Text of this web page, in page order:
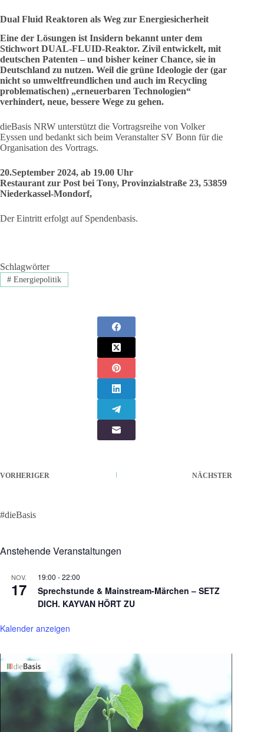
Dual Fluid Reaktoren als Weg zur Energiesicherheit
Eine der Lösungen ist Insidern bekannt unter dem
Stichwort DUAL-FLUID-Reaktor. Zivil entwickelt, mit
deutschen Patenten – und bisher keiner Chance, sie in
Deutschland zu nutzen. Weil die grüne Ideologie der (gar
nicht so umweltfreundlichen und auch im Recycling
problematischen) „erneuerbaren Technologien“
verhindert, neue, bessere Wege zu gehen.
dieBasis NRW unterstützt die Vortragsreihe von Volker
Eyssen und bedankt sich beim Veranstalter SV Bonn für die
Organisation des Vortrags.
20.September 2024, ab 19.00 Uhr
Restaurant zur Post bei Tony, Provinzialstraße 23, 53859
Niederkassel-Mondorf,
Der Eintritt erfolgt auf Spendenbasis.
Schlagwörter
#Energiepolitik
VORHERIGER NÄCHSTER
#dieBasis
Anstehende Veranstaltungen
NOV.
17
19:00 -22:00
Sprechstunde & Mainstream-Märchen – SETZ
DICH. KAYVAN HÖRT ZU
Kalender anzeigen